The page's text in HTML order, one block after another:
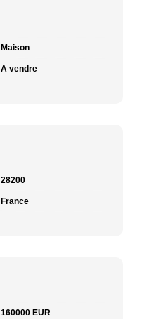
Maison
A vendre
28200
France
160000 EUR